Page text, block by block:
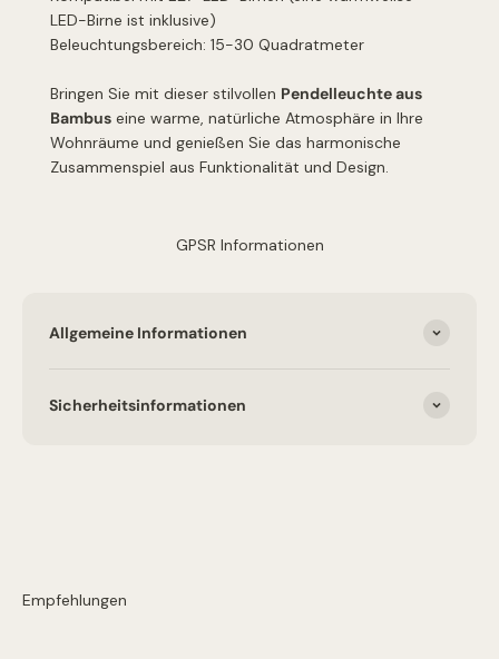
LED-Birne ist inklusive)
Beleuchtungsbereich: 15-30 Quadratmeter
Bringen Sie mit dieser stilvollen Pendelleuchte aus
Bambuseine warme, natürliche Atmosphäre in Ihre
Wohnräume und genießen Sie das harmonische
Zusammenspiel aus Funktionalität und Design.
GPSR Informationen
Allgemeine Informationen
Sicherheitsinformationen